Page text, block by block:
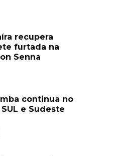
recupera
furtada na
Senna
continua no
e Sudeste